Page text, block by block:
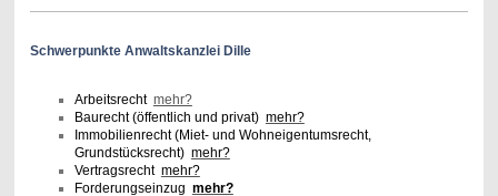
Schwerpunkte Anwaltskanzlei Dille
Arbeitsrecht mehr?
Baurecht (öffentlich und privat) mehr?
Immobilienrecht (Miet- und Wohneigentumsrecht,
Grundstücksrecht) mehr?
Vertragsrecht mehr?
Forderungseinzug mehr?